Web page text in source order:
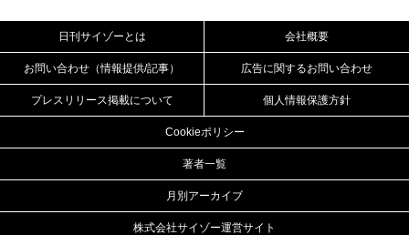
日刊サイゾーとは 会社概要
お問い合わせ（情報提供/記事） 広告に関するお問い合わせ
プレスリリース掲載について 個人情報保護方針
Cookieポリシー
著者一覧
月別アーカイブ
株式会社サイゾー運営サイト